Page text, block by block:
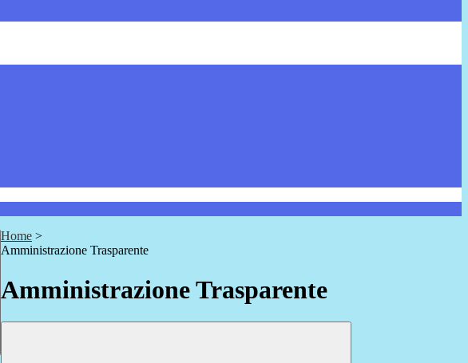
Home >
Amministrazione Trasparente
Amministrazione Trasparente